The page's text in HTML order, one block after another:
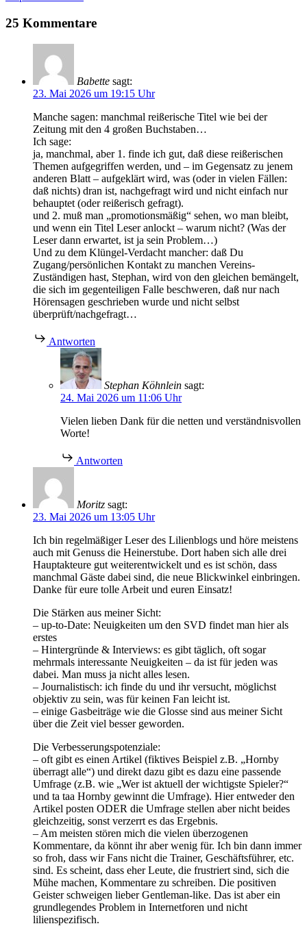
25 Kommentare
Babette sagt:
23. Mai 2026 um 19:15 Uhr
Manche sagen: manchmal reißerische Titel wie bei der
Zeitung mit den 4 großen Buchstaben…
Ich sage:
ja, manchmal, aber 1. finde ich gut, daß diese reißerischen
Themen aufgegriffen werden, und – im Gegensatz zu jenem
anderen Blatt – aufgeklärt wird, was (oder in vielen Fällen:
daß nichts) dran ist, nachgefragt wird und nicht einfach nur
behauptet (oder reißerisch gefragt).
und 2. muß man „promotionsmäßig“ sehen, wo man bleibt,
und wenn ein Titel Leser anlockt – warum nicht? (Was der
Leser dann erwartet, ist ja sein Problem…)
Und zu dem Klüngel-Verdacht mancher: daß Du
Zugang/persönlichen Kontakt zu manchen Vereins-
Zuständigen hast, Stephan, wird von den gleichen bemängelt,
die sich im gegenteiligen Falle beschweren, daß nur nach
Hörensagen geschrieben wurde und nicht selbst
überprüft/nachgefragt…
Antworten
Stephan Köhnlein sagt:
24. Mai 2026 um 11:06 Uhr
Vielen lieben Dank für die netten und verständnisvollen
Worte!
Antworten
Moritz sagt:
23. Mai 2026 um 13:05 Uhr
Ich bin regelmäßiger Leser des Lilienblogs und höre meistens
auch mit Genuss die Heinerstube. Dort haben sich alle drei
Hauptakteure gut weiterentwickelt und es ist schön, dass
manchmal Gäste dabei sind, die neue Blickwinkel einbringen.
Danke für eure tolle Arbeit und euren Einsatz!
Die Stärken aus meiner Sicht:
– up-to-Date: Neuigkeiten um den SVD findet man hier als
erstes
– Hintergründe & Interviews: es gibt täglich, oft sogar
mehrmals interessante Neuigkeiten – da ist für jeden was
dabei. Man muss ja nicht alles lesen.
– Journalistisch: ich finde du und ihr versucht, möglichst
objektiv zu sein, was für keinen Fan leicht ist.
– einige Gasbeiträge wie die Glosse sind aus meiner Sicht
über die Zeit viel besser geworden.
Die Verbesserungspotenziale:
– oft gibt es einen Artikel (fiktives Beispiel z.B. „Hornby
überragt alle“) und direkt dazu gibt es dazu eine passende
Umfrage (z.B. wie „Wer ist aktuell der wichtigste Spieler?“
und ta taa Hornby gewinnt die Umfrage). Hier entweder den
Artikel posten ODER die Umfrage stellen aber nicht beides
gleichzeitig, sonst verzerrt es das Ergebnis.
– Am meisten stören mich die vielen überzogenen
Kommentare, da könnt ihr aber wenig für. Ich bin dann immer
so froh, dass wir Fans nicht die Trainer, Geschäftsführer, etc.
sind. Es scheint, dass eher Leute, die frustriert sind, sich die
Mühe machen, Kommentare zu schreiben. Die positiven
Geister schweigen lieber Gentleman-like. Das ist aber ein
grundlegendes Problem in Internetforen und nicht
lilienspezifisch.